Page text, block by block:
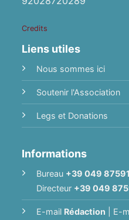
Credits
Liens utiles
Nous sommes ici
Soutenir l'Association
Legs et Donations
Informations
Bureau +39 049
Directeur +39 049
E-mail Rédaction E-